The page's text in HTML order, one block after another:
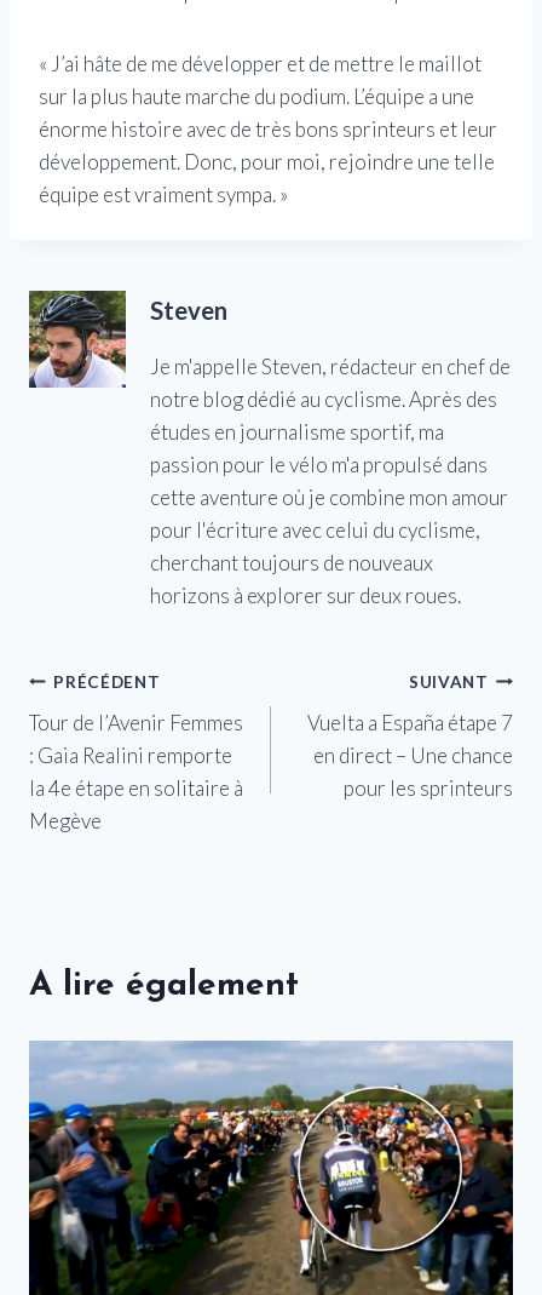
« J’ai hâte de me développer et de mettre le maillot
sur la plus haute marche du podium. L’équipe a une
énorme histoire avec de très bons sprinteurs et leur
développement. Donc, pour moi, rejoindre une telle
équipe est vraiment sympa. »
Steven
Je m'appelle Steven, rédacteur en chef de
notre blog dédié au cyclisme. Après des
études en journalisme sportif, ma
passion pour le vélo m'a propulsé dans
cette aventure où je combine mon amour
pour l'écriture avec celui du cyclisme,
cherchant toujours de nouveaux
horizons à explorer sur deux roues.
Navigation
de
l’article
PRÉCÉDENT
Tour de l’Avenir Femmes
: Gaia Realini remporte
la 4e étape en solitaire à
Megève
SUIVANT
Vuelta a España étape 7
en direct – Une chance
pour les sprinteurs
A lire également